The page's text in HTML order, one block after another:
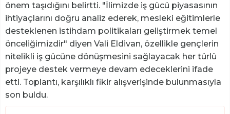
önem taşıdığını belirtti. "İlimizde iş gücü piyasasının
ihtiyaçlarını doğru analiz ederek, mesleki eğitimlerle
desteklenen istihdam politikaları geliştirmek temel
önceliğimizdir" diyen Vali Eldivan, özellikle gençlerin
nitelikli iş gücüne dönüşmesini sağlayacak her türlü
projeye destek vermeye devam edeceklerini ifade
etti. Toplantı, karşılıklı fikir alışverişinde bulunmasıyla
son buldu.